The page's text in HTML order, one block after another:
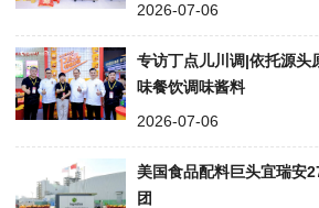
2026-07-06
专访丁点儿川调|依托源头
味餐饮调味酱料
2026-07-06
美国食品配料巨头宜瑞安
团